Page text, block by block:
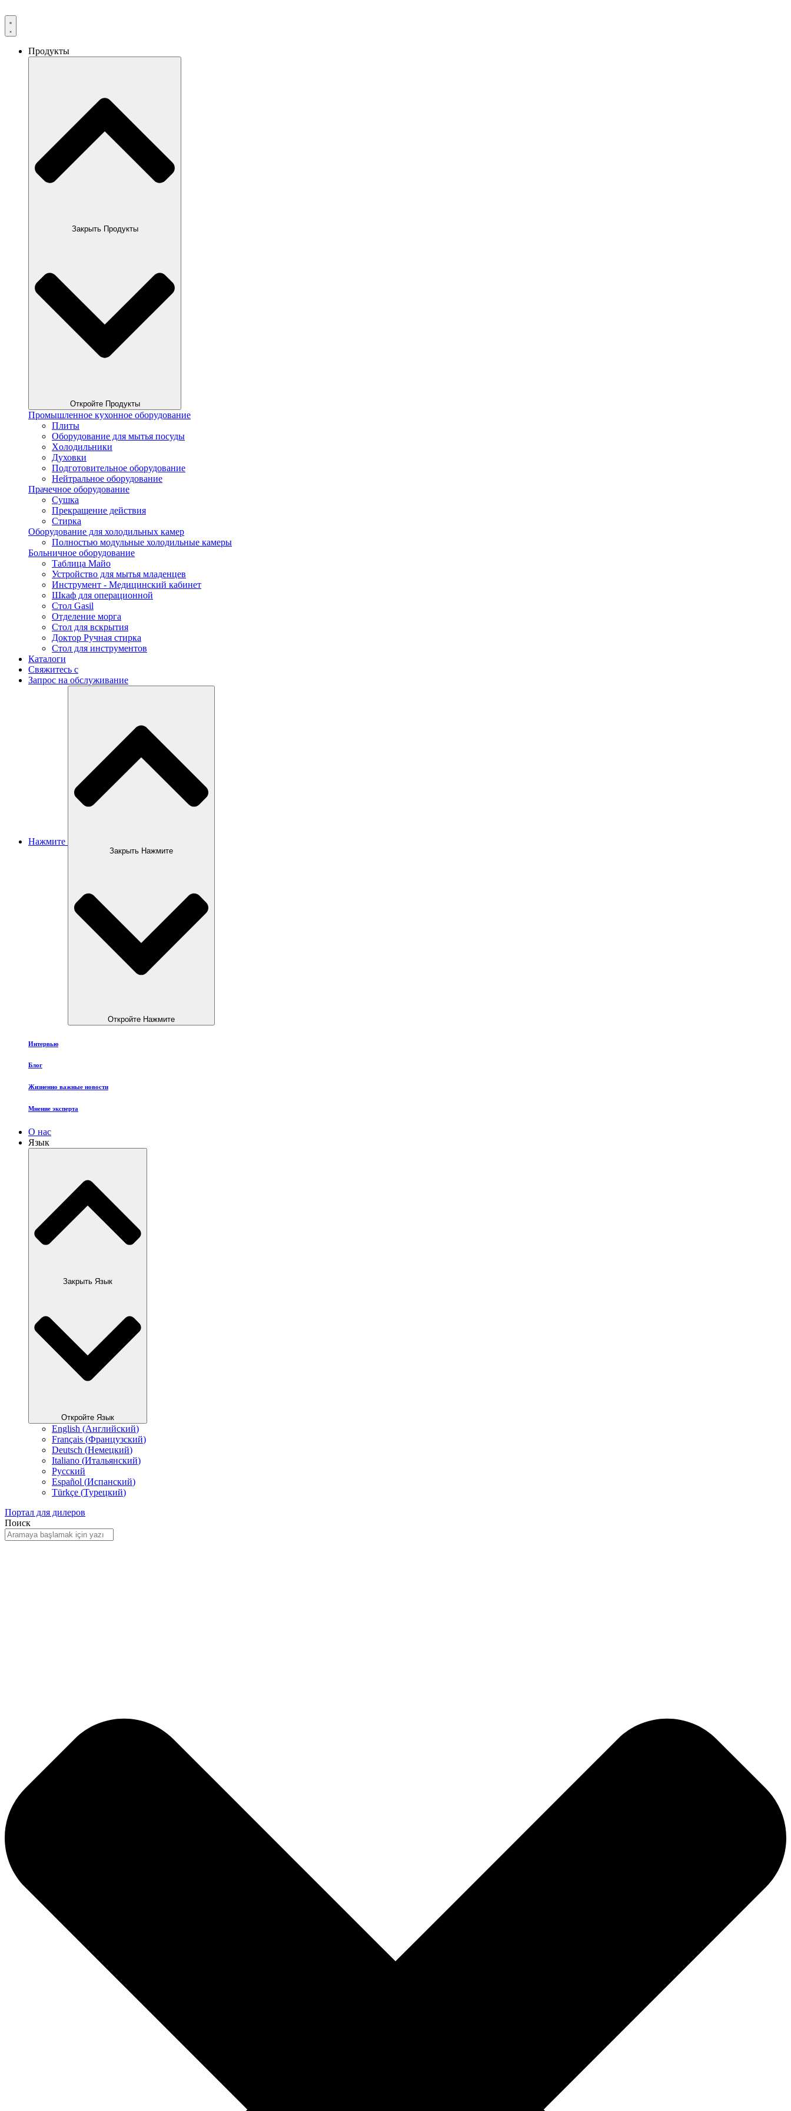
Продукты
Закрыть Продукты
Откройте Продукты
Промышленное кухонное оборудование
Плиты
Оборудование для мытья посуды
Xолодильники
Духовки
Подготовительное оборудование
Нейтральное оборудование
Прачечное оборудование
Сушка
Прекращение действия
Стирка
Оборудование для холодильных камер
Полностью модульные холодильные камеры
Больничное оборудование
Таблица Майо
Устройство для мытья младенцев
Инструмент - Медицинский кабинет
Шкаф для операционной
Стол Gasil
Отделение морга
Стол для вскрытия
Доктор Ручная стирка
Стол для инструментов
Каталоги
Свяжитесь с
Запрос на обслуживание
Нажмите
Закрыть Нажмите
Откройте Нажмите
Интервью
Блог
Жизненно важные новости
Мнение эксперта
О нас
Язык
Закрыть Язык
Откройте Язык
English (Английский)
Français (Французский)
Deutsch (Немецкий)
Italiano (Итальянский)
Русский
Español (Испанский)
Türkçe (Турецкий)
Портал для дилеров
Поиск